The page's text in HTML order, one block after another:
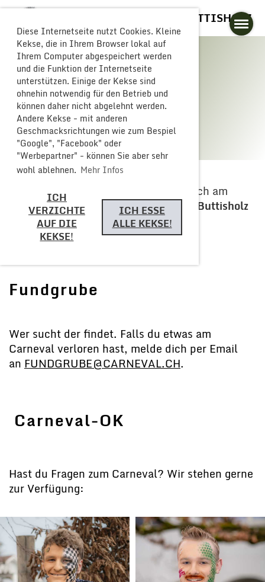
Diese Internetseite nutzt Cookies. Kleine
Kekse, die in Ihrem Browser lokal auf
Ihrem Computer abgespeichert werden
und die Funktion der Internetseite
unterstützen. Einige der Kekse sind
ohnehin notwendig für den Betrieb und
können daher nicht abgelehnt werden.
Andere Kekse - mit anderen
Geschmacksrichtungen wie zum Bespiel
"Google", "Facebook" oder
"Werbepartner" - können Sie aber sehr
wohl ablehnen. Mehr Infos
ICH
VERZICHTE
AUF DIE
KEKSE!
ICH ESSE
ALLE KEKSE!
GLOGGERESCHRÄNZER BUTTISHOLZ
Carneval
Wir freuen uns schon jetzt darauf, euch am
Carneval 27 am 30. Januar 2027 in Buttisholz
zu begrüssen!
Fundgrube
Wer sucht der findet. Falls du etwas am
Carneval verloren hast, melde dich per Email
an FUNDGRUBE@CARNEVAL.CH.
Carneval-OK
Hast du Fragen zum Carneval? Wir stehen gerne
zur Verfügung: